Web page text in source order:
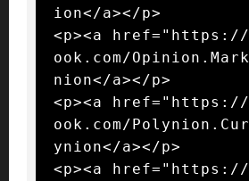
ion</a></p>
<p><a href="https://
ook.com/
nion</a></p>
<p><a href="https://
ook.com/
ynion</a></p>
<p><a href="https://